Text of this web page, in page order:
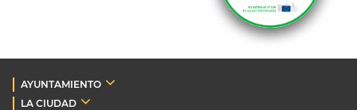
AYUNTAMIENTO
LA CIUDAD